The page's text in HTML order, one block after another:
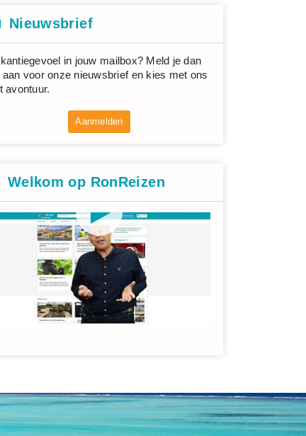
Nieuwsbrief
in jouw mailbox? Meld je dan
aan voor onze nieuwsbrief en kies met ons
avontuur.
Aanmelden
Welkom op RonReizen